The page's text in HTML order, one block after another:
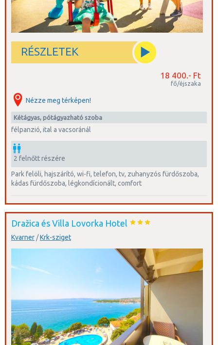
RÉSZLETEK
18 400.- Ft
fő/éjszaka
Nézze meg térképen!
kétágyas, pótágyazható szoba
félpanzió, ital a vacsoránál
2 felnőtt részére
park felöli, hajszárító, wi-fi, telefon, tv, zuhanyzós fürdőszoba,
kádas fürdőszoba, légkondícionált, comfort
Dražica és Villa Lovorka Hotel
Kvarner /Krk-sziget